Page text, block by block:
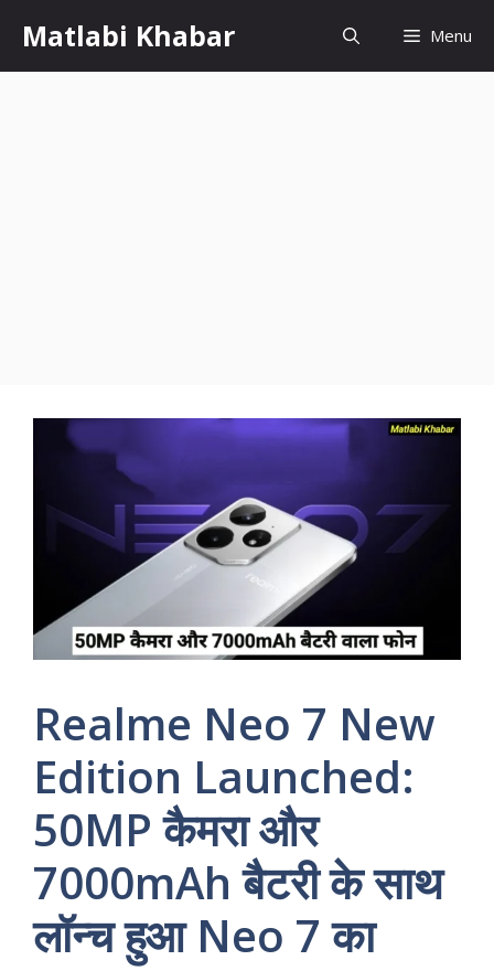
content
Matlabi Khabar Menu
Realme Neo 7 New
Edition Launched:
50MP कैमरा और
7000mAh बैटरी के साथ
लॉन्च हुआ Neo 7 का